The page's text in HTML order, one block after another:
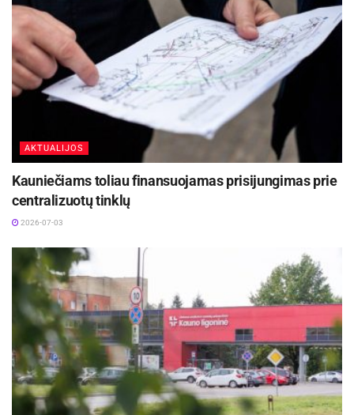
AKTUALIJOS
Kauniečiams toliau finansuojamas prisijungimas prie
centralizuotų tinklų
2026-07-03